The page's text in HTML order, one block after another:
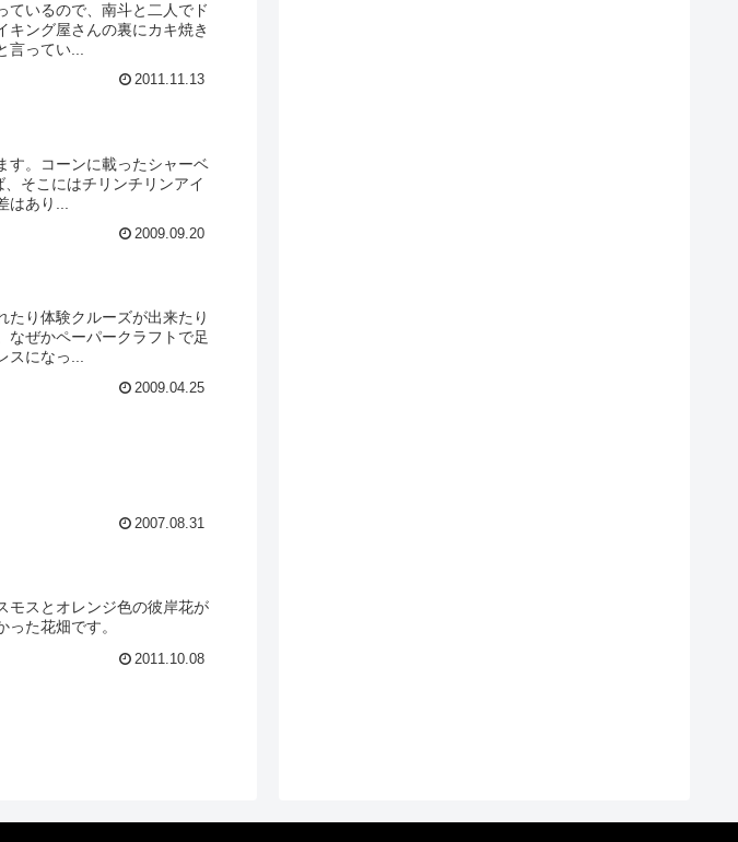
ているので、南斗と二人でド
キング屋さんの裏にカキ焼き
ってい...
2011.11.13
す。コーンに載ったシャーベ
そこにはチリンチリンアイ
あり...
2009.09.20
たり体験クルーズが出来たり
なぜかペーパークラフトで足
になっ...
2009.04.25
2007.08.31
モスとオレンジ色の彼岸花が
た花畑です。
2011.10.08